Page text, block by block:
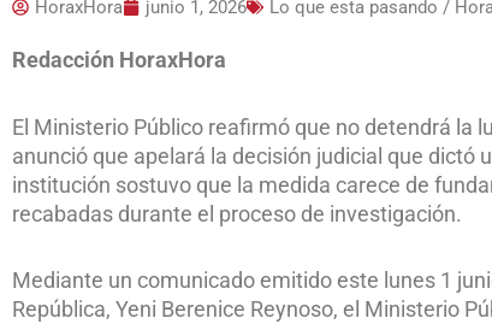
HoraxHora junio 1, 2026 Lo que esta pasando /
Redacción HoraxHora
El Ministerio Público reafirmó que no detendrá la
anunció que apelará la decisión judicial que dictó
institución sostuvo que la medida carece de
recabadas durante el proceso de investigación.
Mediante un comunicado emitido este lunes 1
República, Yeni Berenice Reynoso, el Ministerio